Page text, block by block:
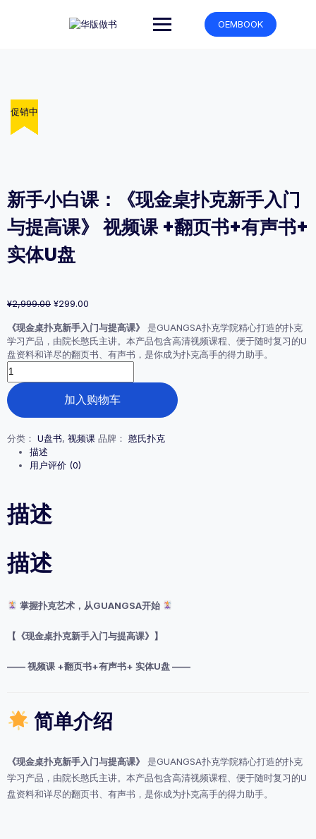
OEMBOOK
促销中
新手小白课：《现金桌扑克新手入门
与提高课》 视频课 +翻页书+有声书+
实体U盘
¥2,999.00 原
为：
¥2,999.00。
¥299.00
价
格
为：
《现金桌扑克新手入门与提高课》
是GUANGSA扑克学院精心打造的扑克
学习产品，由院长憨氏主讲。本产品包含高清视频课程、便于随时复习的U
盘资料和详尽的翻页书、有声书，是你成为扑克高手的得力助手。
新
手
小
白
课：
《现
新
手
入
与
提
视
课
书
体
盘
数
加入购物车
分类： U盘书, 视频课 品牌： 憨氏扑克
描述
用户评价 (0)
描述
描述
掌握扑克艺术，从GUANGSA开始
【《现金桌扑克新手入门与提高课》】
—— 视频课 +翻页书+有声书+ 实体U盘 ——
简单介绍
《现金桌扑克新手入门与提高课》
是GUANGSA扑克学院精心打造的扑克
学习产品，由院长憨氏主讲。本产品包含高清视频课程、便于随时复习的U
盘资料和详尽的翻页书、有声书，是你成为扑克高手的得力助手。
促销中
促销中
促销中
促销中